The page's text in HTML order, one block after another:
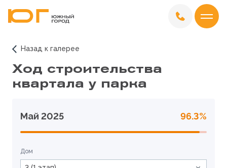
Назад к галерее
Ход строительства
квартала у парка
Май 2025 96.3%
Дом